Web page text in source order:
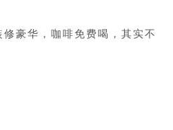
豪华，咖啡免费喝，其实不